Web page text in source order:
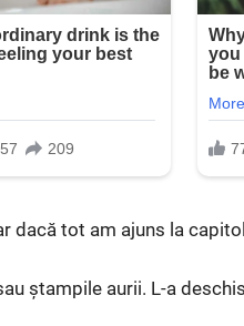
dacă tot am ajuns la
ștampile aurii. L-a